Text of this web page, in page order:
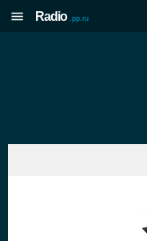
Radio .pp.ru